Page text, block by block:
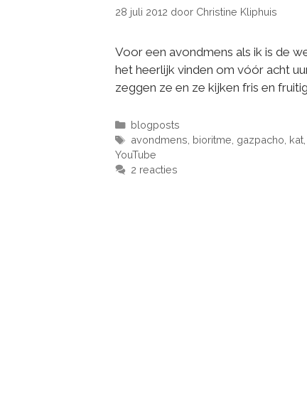
28 juli 2012 door Christine Kliphuis
Voor een avondmens als ik is de
het heerlijk vinden om vóór acht
zeggen ze en ze kijken fris en
blogposts
avondmens bioritme gazpacho kat,
YouTube
2 reacties